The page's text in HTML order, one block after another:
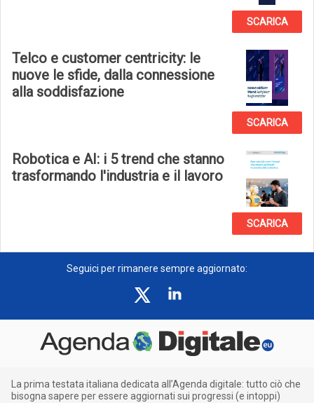
SCARICA
Telco e customer centricity: le
nuove le sfide, dalla connessione
alla soddisfazione
SCARICA
Robotica e AI: i 5 trend che stanno
trasformando l'industria e il lavoro
SCARICA
Seguici per rimanere sempre aggiornato:
La prima testata italiana dedicata all’Agenda digitale: tutto ciò che
bisogna sapere per essere aggiornati sui progressi (e intoppi)